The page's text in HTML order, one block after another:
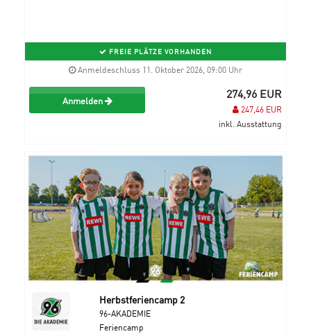
FREIE PLÄTZE VORHANDEN
Anmeldeschluss 11. Oktober 2026, 09:00 Uhr
Anmelden 274,96 EUR
247,46 EUR
inkl. Ausstattung
Herbstferiencamp 2
96-AKADEMIE
Feriencamp